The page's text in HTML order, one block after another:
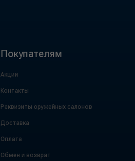
Покупателям
Акции
Контакты
Реквизиты оружейных салонов
Доставка
Оплата
Обмен и возврат